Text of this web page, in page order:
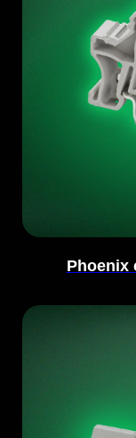
Phoenix